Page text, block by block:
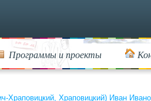
Программы и проекты
Храповицкий, Храповицкий) Иван